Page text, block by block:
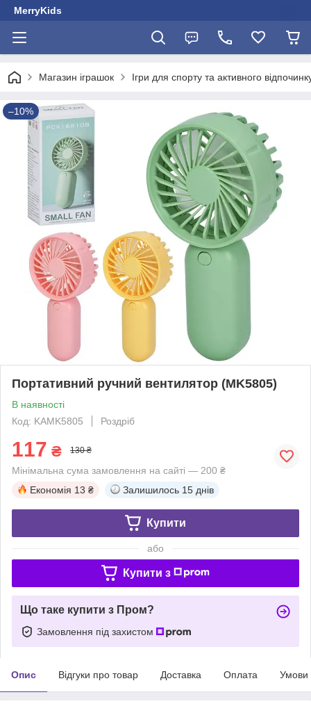
MerryKids
Магазин іграшок Ігри для спорту та активного
–10%
Портативний ручний вентилятор (MK5805)
В наявності
Код: KAMK5805
Роздріб
117 ₴ 130 ₴
Мінімальна сума замовлення на сайті — 200 ₴
Економія 13 ₴ Залишилось 15 днів
Купити
або
Купити з
Що таке купити з Пром?
Замовлення під захистом
Опис Відгуки про товар Доставка Оплата Умови